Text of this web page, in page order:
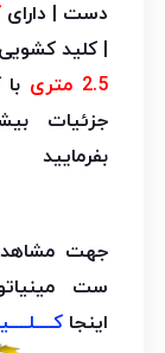
دست | دارای
| کلید
2.5 متری
جزئیات
بفرمایید
جهت
ست
اینجا